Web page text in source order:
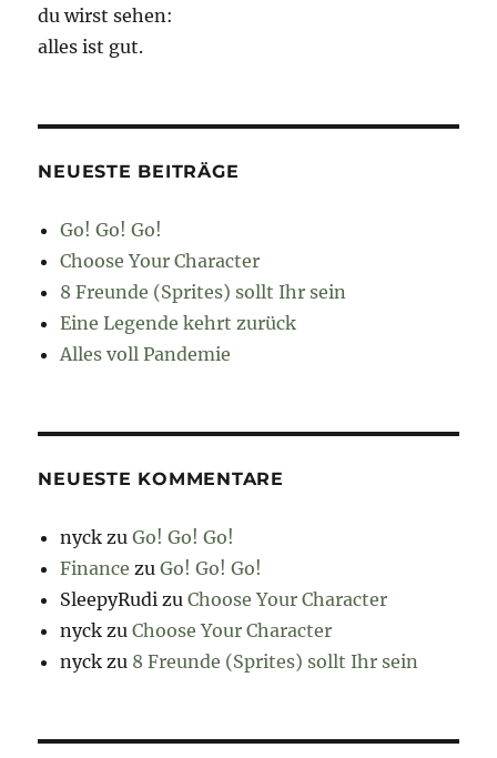
du wirst sehen:
alles ist gut.
NEUESTE BEITRÄGE
Go! Go! Go!
Choose Your Character
8 Freunde (Sprites) sollt Ihr sein
Eine Legende kehrt zurück
Alles voll Pandemie
NEUESTE KOMMENTARE
nyck zuGo! Go! Go!
Finance zuGo! Go! Go!
SleepyRudi zuChoose Your Character
nyck zuChoose Your Character
nyck zu 8 Freunde (Sprites) sollt Ihr sein